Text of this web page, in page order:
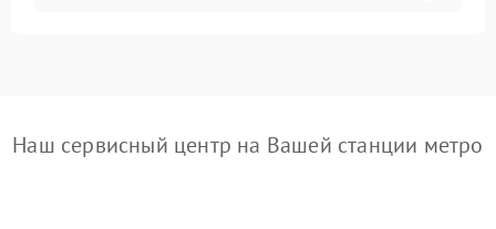
Наш сервисный центр на Вашей станции метро